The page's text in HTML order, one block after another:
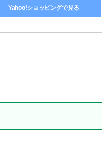
Yahoo!ショッピングで見る